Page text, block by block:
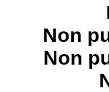
Non
Non